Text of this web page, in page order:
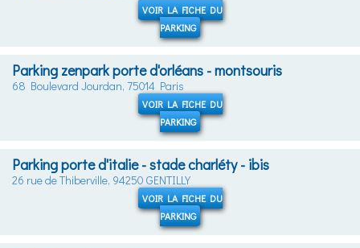
VOIR LA FICHE DU
PARKING
Parking zenpark porte d'orléans - montsouris
68 Boulevard Jourdan, 75014 Paris
VOIR LA FICHE DU
PARKING
Parking porte d'italie - stade charléty - ibis
26 rue de Thiberville, 94250 GENTILLY
VOIR LA FICHE DU
PARKING